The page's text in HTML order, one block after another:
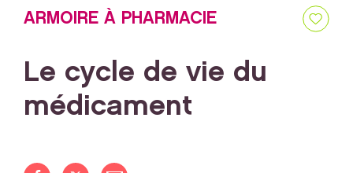
ARMOIRE À PHARMACIE
Le cycle de vie du
médicament